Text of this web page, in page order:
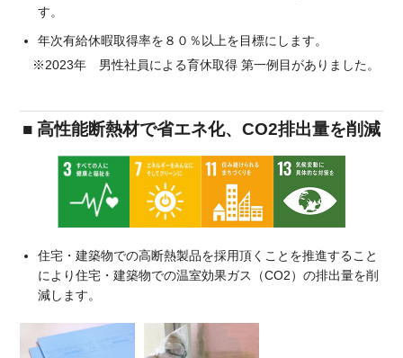
す。
年次有給休暇取得率を８０％以上を目標にします。
※2023年 男性社員による育休取得 第一例目がありました。
■ 高性能断熱材で省エネ化、CO2排出量を削減
住宅・建築物での高断熱製品を採用頂くことを推進すること
により住宅・建築物での温室効果ガス（CO2）の排出量を削
減します。